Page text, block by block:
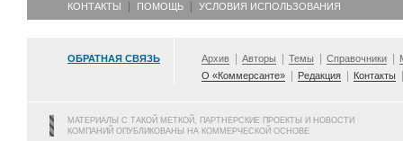
КОНТАКТЫ ПОМОЩЬ УСЛОВИЯ ИСПОЛЬЗОВАНИЯ
ОБРАТНАЯ СВЯЗЬ Архив Авторы Темы Справочники
О «Коммерсанте»
Редакция Контакты
МАТЕРИАЛЫ С ТАКОЙ МЕТКОЙ, ПАРТНЕРСКИЕ ПРОЕКТЫ И НОВОСТИ
КОМПАНИЙ ОПУБЛИКОВАНЫ НА КОММЕРЧЕСКОЙ ОСНОВЕ